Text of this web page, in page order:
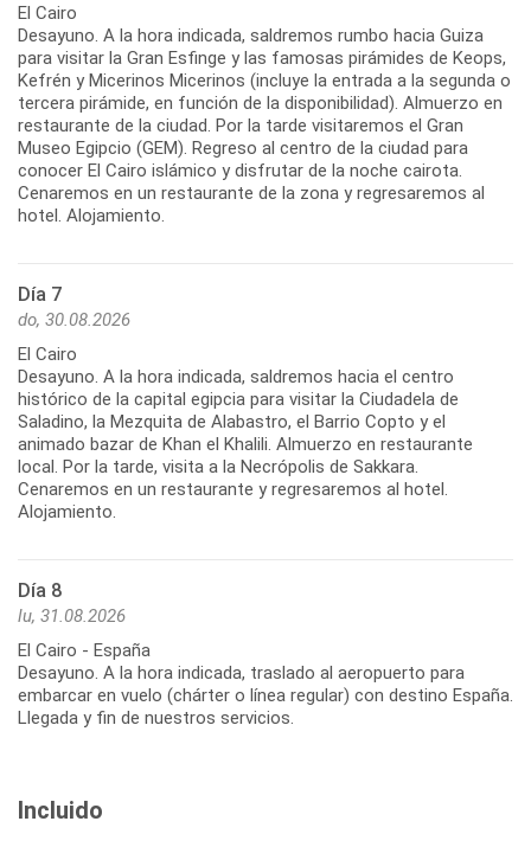
El Cairo
Desayuno. A la hora indicada, saldremos rumbo hacia Guiza
para visitar la Gran Esfinge y las famosas pirámides de Keops,
Kefrén y Micerinos Micerinos (incluye la entrada a la segunda o
tercera pirámide, en función de la disponibilidad). Almuerzo en
restaurante de la ciudad. Por la tarde visitaremos el Gran
Museo Egipcio (GEM). Regreso al centro de la ciudad para
conocer El Cairo islámico y disfrutar de la noche cairota.
Cenaremos en un restaurante de la zona y regresaremos al
hotel. Alojamiento.
Día 7
do, 30.08.2026
El Cairo
Desayuno. A la hora indicada, saldremos hacia el centro
histórico de la capital egipcia para visitar la Ciudadela de
Saladino, la Mezquita de Alabastro, el Barrio Copto y el
animado bazar de Khan el Khalili. Almuerzo en restaurante
local. Por la tarde, visita a la Necrópolis de Sakkara.
Cenaremos en un restaurante y regresaremos al hotel.
Alojamiento.
Día 8
lu, 31.08.2026
El Cairo - España
Desayuno. A la hora indicada, traslado al aeropuerto para
embarcar en vuelo (chárter o línea regular) con destino España.
Llegada y fin de nuestros servicios.
Incluido